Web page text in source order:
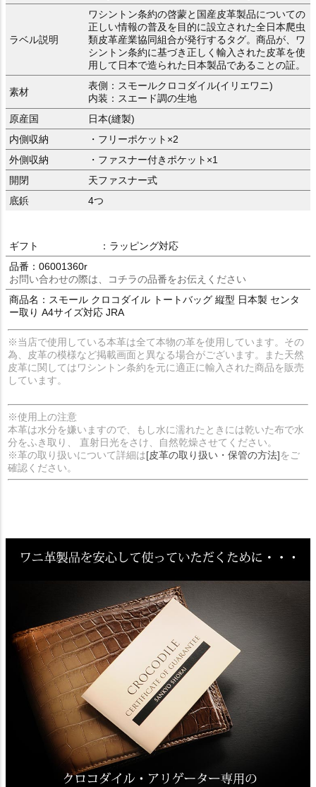
ラベル説明
ワシントン条約の啓蒙と国産皮革製品についての
正しい情報の普及を目的に設立された全日本爬虫
類皮革産業協同組合が発行するタグ。商品が、ワ
シントン条約に基づき正しく輸入された皮革を使
用して日本で造られた日本製品であることの証。
素材
表側：スモールクロコダイル(イリエワニ)
内装：スエード調の生地
原産国
日本(縫製)
内側収納
・フリーポケット×2
外側収納
・ファスナー付きポケット×1
開閉
天ファスナー式
底鋲
4つ
ギフト
：ラッピング対応
品番：06001360r
お問い合わせの際は、コチラの品番をお伝えください
商品名：スモール クロコダイル トートバッグ 縦型 日本製 センタ
ー取り A4サイズ対応 JRA
※当店で使用している本革は全て本物の革を使用しています。その
為、皮革の模様など掲載画面と異なる場合がございます。また天然
皮革に関してはワシントン条約を元に適正に輸入された商品を販売
しています。
※使用上の注意
本革は水分を嫌いますので、もし水に濡れたときには乾いた布で水
分をふき取り、 直射日光をさけ、自然乾燥させてください。
※革の取り扱いについて詳細は[皮革の取り扱い・保管の方法]をご
確認ください。